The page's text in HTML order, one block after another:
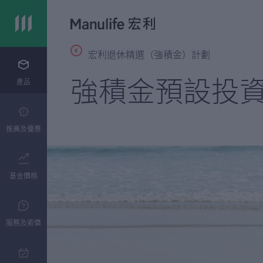
產品
推廣及優惠
基金價格
服務及索償
宏利退休精選（強積金）計劃
強積金預設投